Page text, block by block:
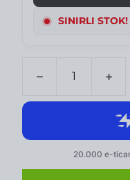
SINIRLI STOK!